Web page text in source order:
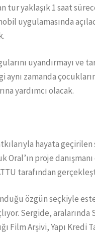
tur yaklaşık 1 saat
uygulamasında
uyandırmayı ve
zamanda
yardımcı olacak.
hayata
Oral’ın proje
tarafından
özgün seçkiyle
Sergide, aralarında
Film Arşivi, Yapı Kredi